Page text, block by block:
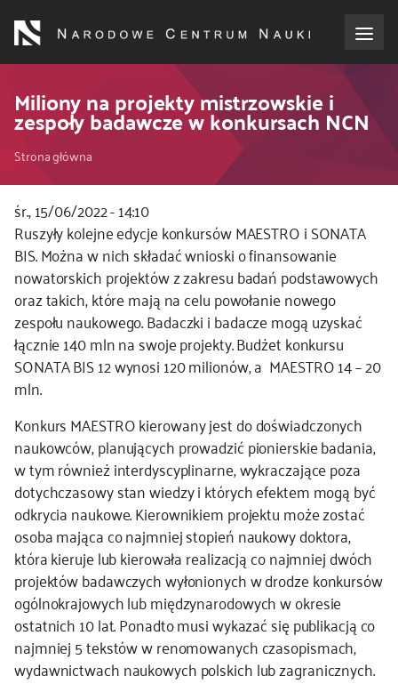
treści
o NCN
dla wnioskodawców
dla realizujących projekty
dla ekspertów
efekty NCN
współpraca międzynarodowa
nagroda NCN
kontakt
Miliony na projekty mistrzowskie i
zespoły badawcze w konkursach NCN
Ścieżka
nawigacyjna
Strona główna
śr., 15/06/2022 - 14:10
Kod
CSS
i
JS
Ruszyły kolejne edycje konkursów MAESTRO i SONATA
BIS. Można w nich składać wnioski o finansowanie
nowatorskich projektów z zakresu badań podstawowych
oraz takich, które mają na celu powołanie nowego
zespołu naukowego. Badaczki i badacze mogą uzyskać
łącznie 140 mln na swoje projekty. Budżet konkursu
SONATA BIS 12 wynosi 120 milionów, a MAESTRO 14 – 20
mln.
Konkurs MAESTRO kierowany jest do doświadczonych
naukowców, planujących prowadzić pionierskie badania,
w tym również interdyscyplinarne, wykraczające poza
dotychczasowy stan wiedzy i których efektem mogą być
odkrycia naukowe. Kierownikiem projektu może zostać
osoba mająca co najmniej stopień naukowy doktora,
która kieruje lub kierowała realizacją co najmniej dwóch
projektów badawczych wyłonionych w drodze konkursów
ogólnokrajowych lub międzynarodowych w okresie
ostatnich 10 lat. Ponadto musi wykazać się publikacją co
najmniej 5 tekstów w renomowanych czasopismach,
wydawnictwach naukowych polskich lub zagranicznych.